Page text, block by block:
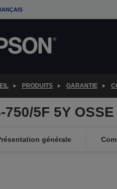
PRODUITS GARANTIE
750/5F 5Y
générale